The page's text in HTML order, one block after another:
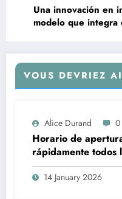
Una innovación en
modelo que integra
VOUS DEVRIEZ
Alice Durand 0
Horario de
rápidamente todos
de apertura
14 January 2026